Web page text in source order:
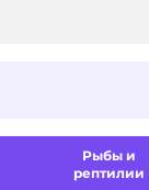
Рыбы и
рептилии